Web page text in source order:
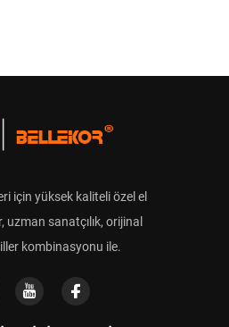
için yüksek kaliteli özel el
uzman sanatçılık, orijinal
kombinasyonu ile.